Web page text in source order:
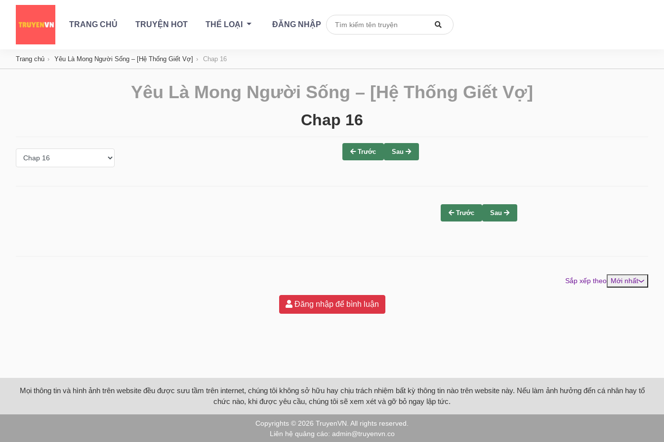
TRANG CHỦ TRUYỆN HOT THỂ LOẠI ĐĂNG NHẬP
Trang chủ Yêu Là Mong Người Sống – [Hệ Thống Giết Vợ] Chap 16
Yêu Là Mong Người Sống – [Hệ Thống Giết Vợ]
Chap 16
Trước Sau
Trước Sau
Sắp xếp theo Mới nhất
Đăng nhập để bình luận
Mọi thông tin và hình ảnh trên website đều được sưu tầm trên internet, chúng tôi không sở hữu hay chịu trách nhiệm bất kỳ thông tin nào trên website này. Nếu làm ảnh hưởng đến cá nhân hay tổ
chức nào, khi được yêu cầu, chúng tôi sẽ xem xét và gỡ bỏ ngay lập tức.
Copyrights © 2026 TruyenVN . All rights reserved.
Liên hệ quảng cáo: admin@truyenvn.co